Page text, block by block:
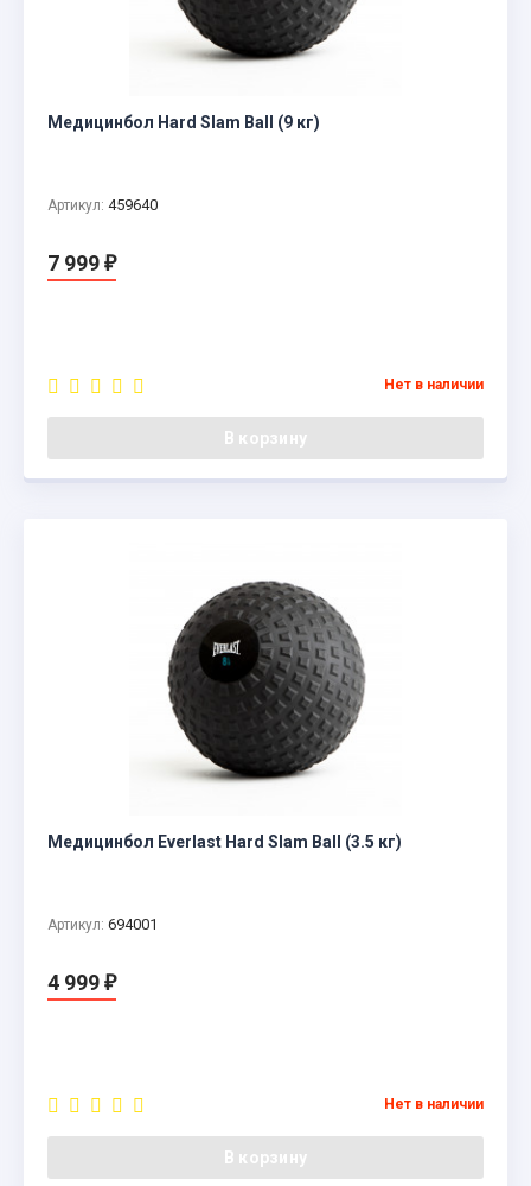
Медицинбол Hard Slam Ball (9 кг)
Артикул: 459640
7 999 ₽
Нет в наличии
В корзину
Медицинбол Everlast Hard Slam Ball (3.5 кг)
Артикул: 694001
4 999 ₽
Нет в наличии
В корзину